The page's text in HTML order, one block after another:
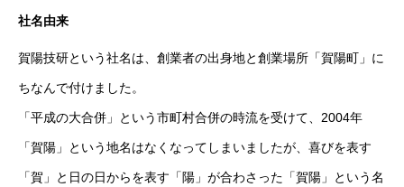
社名由来
賀陽技研という社名は、創業者の出身地と創業場所「賀陽町」に
ちなんで付けました。
「平成の大合併」という市町村合併の時流を受けて、2004年
「賀陽」という地名はなくなってしまいましたが、喜びを表す
「賀」と日の日からを表す「陽」が合わさった「賀陽」という名